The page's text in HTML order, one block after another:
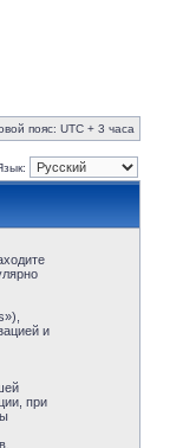
пояс: UTC + 3 часа
и
при